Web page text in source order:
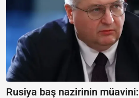
Rusiya baş nazirinin müavini: